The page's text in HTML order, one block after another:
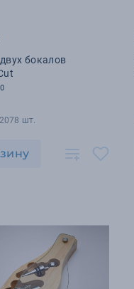
бокалов
шт.